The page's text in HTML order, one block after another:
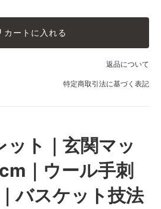
カートに入れる
返品について
特定商取引法に基づく表記
ット｜玄関マッ
｜ウール手刺
バスケット技法